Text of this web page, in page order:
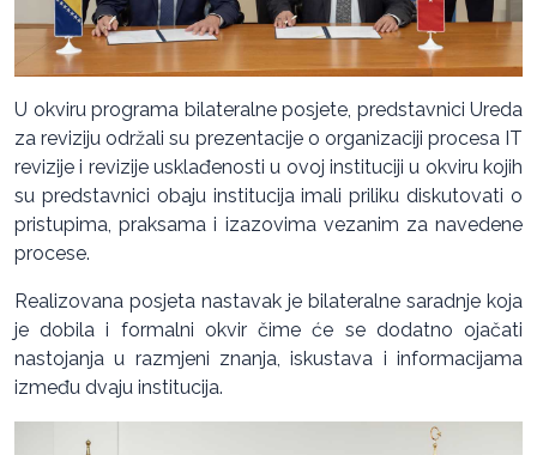
U okviru programa bilateralne posjete, predstavnici Ureda
za reviziju održali su prezentacije o organizaciji procesa IT
revizije i revizije usklađenosti u ovoj instituciji u okviru kojih
su predstavnici obaju institucija imali priliku diskutovati o
pristupima, praksama i izazovima vezanim za navedene
procese.
Realizovana posjeta nastavak je bilateralne saradnje koja
je dobila i formalni okvir čime će se dodatno ojačati
nastojanja u razmjeni znanja, iskustava i informacijama
između dvaju institucija.